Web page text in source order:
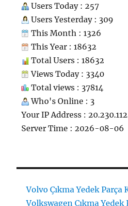
Users Today : 257
Users Yesterday : 309
This Month : 1326
This Year : 18632
Total Users : 18632
Views Today : 3340
Total views : 37814
Who's Online : 3
Your IP Address :
Server Time : 2026-08-06
Volvo Çıkma Yedek Parça
Volkswagen Çıkma Yedek